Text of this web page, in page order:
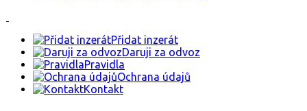
Přidat inzerát
Daruji za odvoz
Pravidla
Ochrana údajů
Kontakt